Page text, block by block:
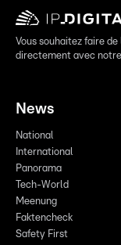
Vous souhaitez faire
directement avec
News
National
International
Panorama
Tech-World
Meenung
Faktencheck
Safety First